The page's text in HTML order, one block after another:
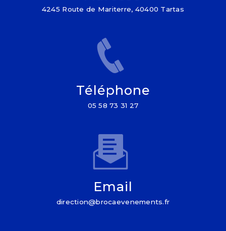
4245 Route de Mariterre, 40400 Tartas
Téléphone
05 58 73 31 27
Email
direction@brocaevenements.fr